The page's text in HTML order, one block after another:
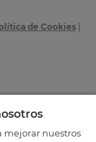
de Cookies|
mejorar nuestros